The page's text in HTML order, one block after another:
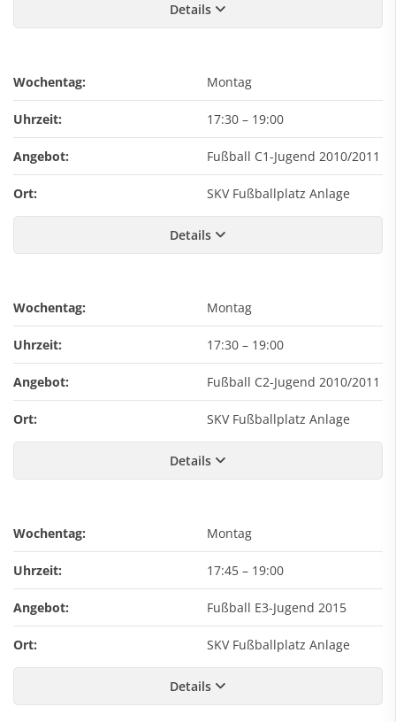
Details
Wochentag: Montag
Uhrzeit: 17:30 – 19:00
Angebot: Fußball C1-Jugend 2010/2011
Ort: SKV Fußballplatz Anlage
Details
Wochentag: Montag
Uhrzeit: 17:30 – 19:00
Angebot: Fußball C2-Jugend 2010/2011
Ort: SKV Fußballplatz Anlage
Details
Wochentag: Montag
Uhrzeit: 17:45 – 19:00
Angebot: Fußball E3-Jugend 2015
Ort: SKV Fußballplatz Anlage
Details